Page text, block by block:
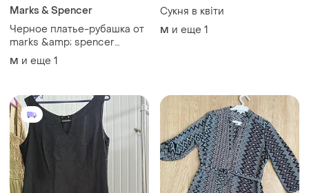
Marks & Spencer
Черное платье-рубашка от
marks &amp; spencer
выполнено из хлопковой
ткани с вышивкой ришелье
M и еще 1
Сукня в квіти
M и еще 1